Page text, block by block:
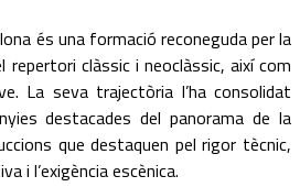
és una formació reconeguda per la
clàssic i neoclàssic, així com
La seva trajectòria l’ha consolidat
destacades del panorama de la
que destaquen pel rigor tècnic,
i l’exigència escènica.